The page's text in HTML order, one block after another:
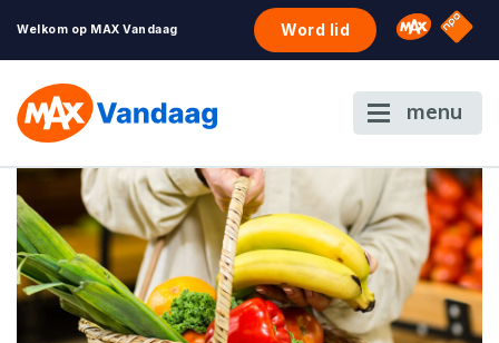
Welkom op MAX Vandaag Word lid Omroep
NPO
menu